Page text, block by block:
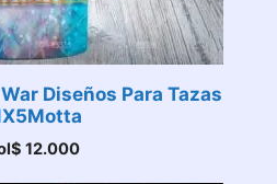
Diseños Para Tazas
12.000